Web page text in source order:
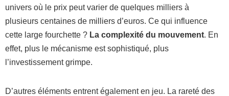
univers où le prix peut varier de quelques milliers à
plusieurs centaines de milliers d’euros. Ce qui influence
cette large fourchette ? La complexité du mouvement. En
effet, plus le mécanisme est sophistiqué, plus
l’investissement grimpe.
D’autres éléments entrent également en jeu. La rareté des